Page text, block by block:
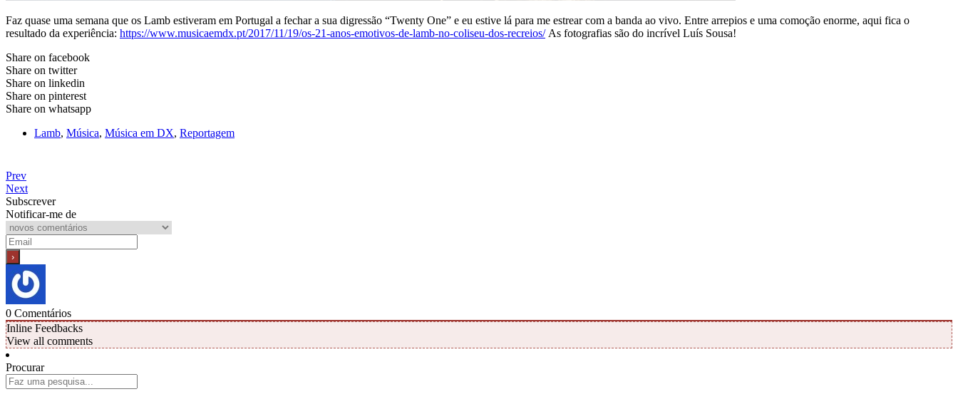
Faz quase uma semana que os Lamb estiveram em Portugal a fechar a sua digressão “Twenty One” e eu estive lá para me estrear com a banda ao vivo. Entre arrepios e uma comoção enorme, aqui fica o
resultado da experiência: https://www.musicaemdx.pt/2017/11/19/os-21-anos-emotivos-de-lamb-no-coliseu-dos-recreios/As fotografias são do incrível Luís Sousa!
Share on facebook
Share on twitter
Share on linkedin
Share on pinterest
Share on whatsapp
Lamb, Música, Música em DX, Reportagem
Prev
Next
Subscrever
Notificar-me de
0 Comentários
Inline Feedbacks
View all comments
Procurar